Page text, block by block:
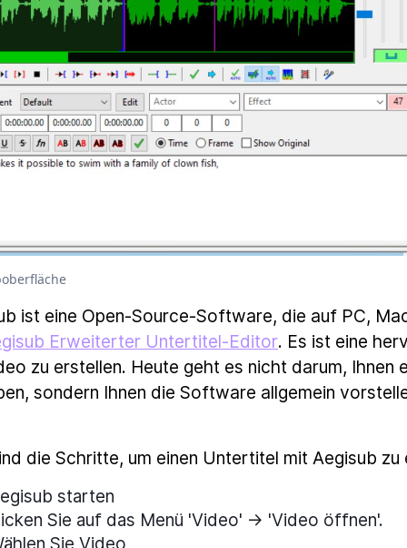
ist eine Open-Source-Software, die auf PC,
Erweiterter Untertitel-Editor. Es ist eine
zu erstellen. Heute geht es nicht darum, Ihnen
sondern Ihnen die Software allgemein
die Schritte, um einen Untertitel mit Aegisub zu
starten
Sie auf das Menü 'Video' → 'Video öffnen'.